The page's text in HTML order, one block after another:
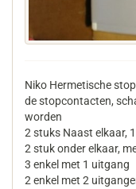
Niko Hermetische
de stopcontacten,
worden
2 stuks Naast elkaar,
2 stuk onder elkaar,
3 enkel met 1 uitgang
2 enkel met 2